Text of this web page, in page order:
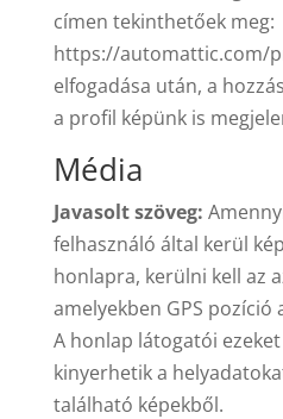
címen tekinthetőek meg:
https://automattic.com/
elfogadása után, a
a profil képünk is
Média
Javasolt szöveg:
felhasználó által kerül
honlapra, kerülni kell az
amelyekben GPS pozíció
A honlap látogatói
kinyerhetik a
található képekből.